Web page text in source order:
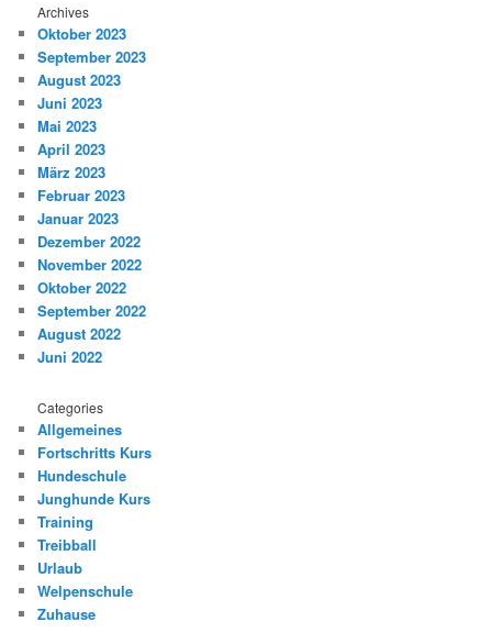
Archives
Oktober 2023
September 2023
August 2023
Juni 2023
Mai 2023
April 2023
März 2023
Februar 2023
Januar 2023
Dezember 2022
November 2022
Oktober 2022
September 2022
August 2022
Juni 2022
Categories
Allgemeines
Fortschritts Kurs
Hundeschule
Junghunde Kurs
Training
Treibball
Urlaub
Welpenschule
Zuhause